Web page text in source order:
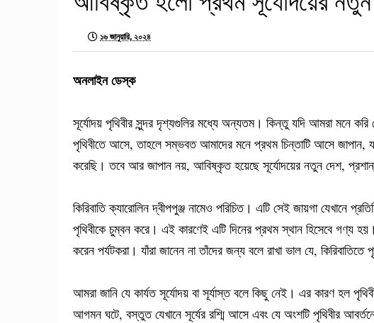
১৬ জানুয়ারি, ২০২৪
অনলাইন ডেস্ক
সূর্যোদয় পৃথিবীর সুন্দর দৃশ্যগুলির মধ্যে অন্যতম। কিন্তু যদি আমরা মনে করি
পৃথিবীতে আসে, তাহলে সম্ভবত আমাদের মনে প্রথম চিন্তাটি আসে জাপান,
করেছি। তবে আর জাপান নয়, আবিষ্কৃত হয়েছে সূর্যোদয়ের নতুন দেশ,
কিরিবাতি ক্যারোলিন দ্বীপপুঞ্জ নামেও পরিচিত। এটি সেই জায়গা যেখানে
পৃথিবীকে চুম্বন করে। এই কারণেই এটি দিনের প্রথম স্থান হিসেবে গণ্য
করেন পর্যটকরা। যাঁরা জানেন না তাঁদের জন্য বলে রাখা ভাল যে,
আমরা জানি যে কার্যত সূর্যোদয় বা সূর্যাস্ত বলে কিছু নেই। এর কারণ হল
আগমন ঘটে, বস্তুত যেখানে সূর্যের রশ্মি আসে এবং যে অংশটি পৃথিবীর